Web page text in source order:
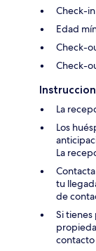
Check-
Edad
Check-
Check-
La
Los
La
tu
de
Si tienes
contacto